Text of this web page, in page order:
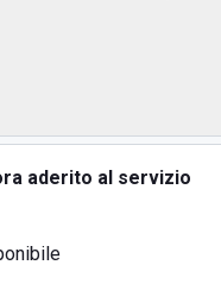
aderito al servizio